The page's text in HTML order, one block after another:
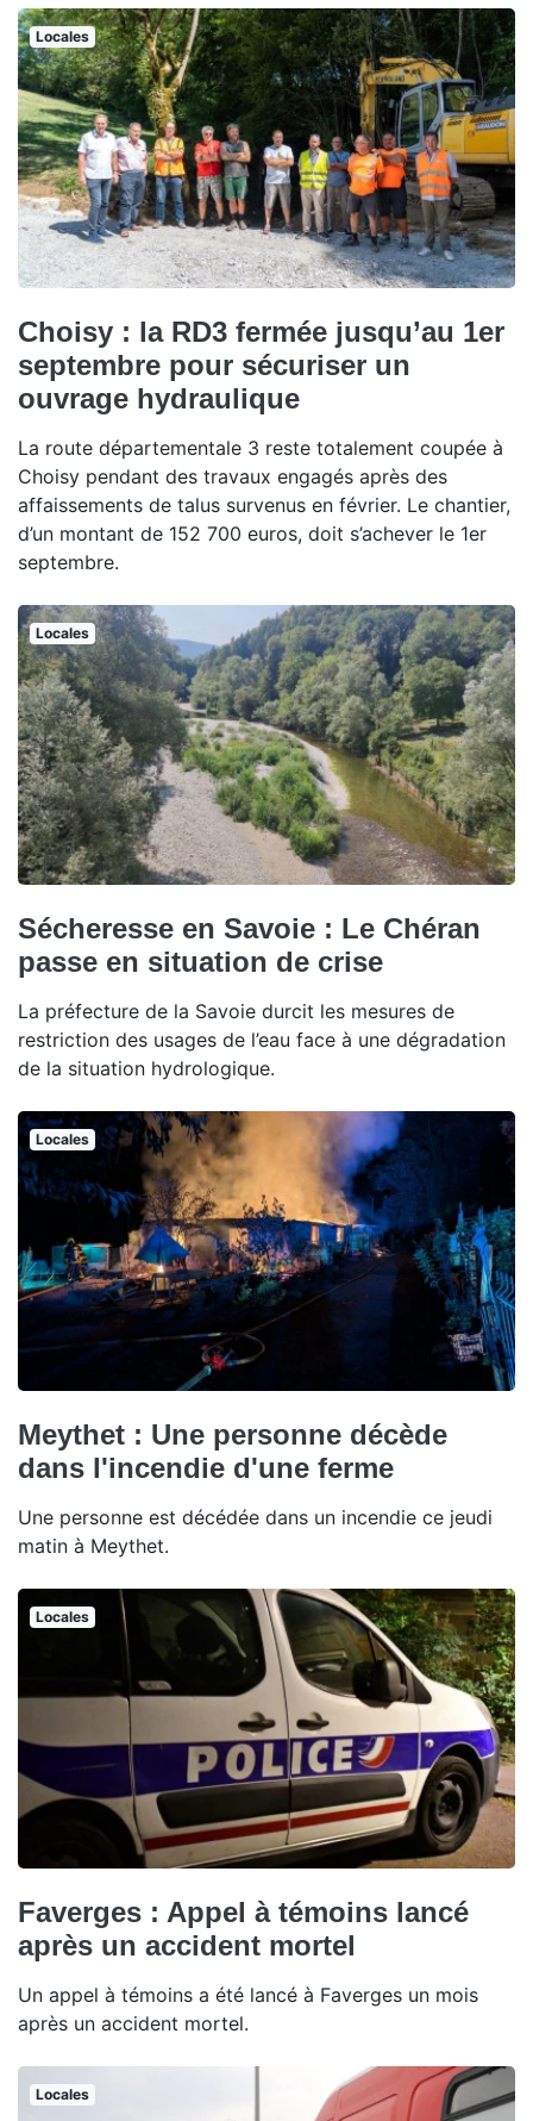
Locales
Choisy : la RD3 fermée jusqu’au 1er
septembre pour sécuriser un
ouvrage hydraulique
La route départementale 3 reste totalement coupée à
Choisy pendant des travaux engagés après des
affaissements de talus survenus en février. Le chantier,
d’un montant de 152 700 euros, doit s’achever le 1er
septembre.
Locales
Sécheresse en Savoie : Le Chéran
passe en situation de crise
La préfecture de la Savoie durcit les mesures de
restriction des usages de l’eau face à une dégradation
de la situation hydrologique.
Locales
Meythet : Une personne décède
dans l'incendie d'une ferme
Une personne est décédée dans un incendie ce jeudi
matin à Meythet.
Locales
Faverges : Appel à témoins lancé
après un accident mortel
Un appel à témoins a été lancé à Faverges un mois
après un accident mortel.
Locales